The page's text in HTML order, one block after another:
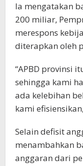
Ia mengatakan
200 miliar,
merespons
diterapkan oleh
“APBD provinsi
sehingga kami
ada kelebihan
kami
Selain defisit
menambahkan
anggaran dari